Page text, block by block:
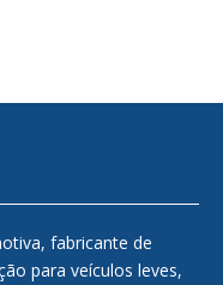
fabricante de
para veículos leves,